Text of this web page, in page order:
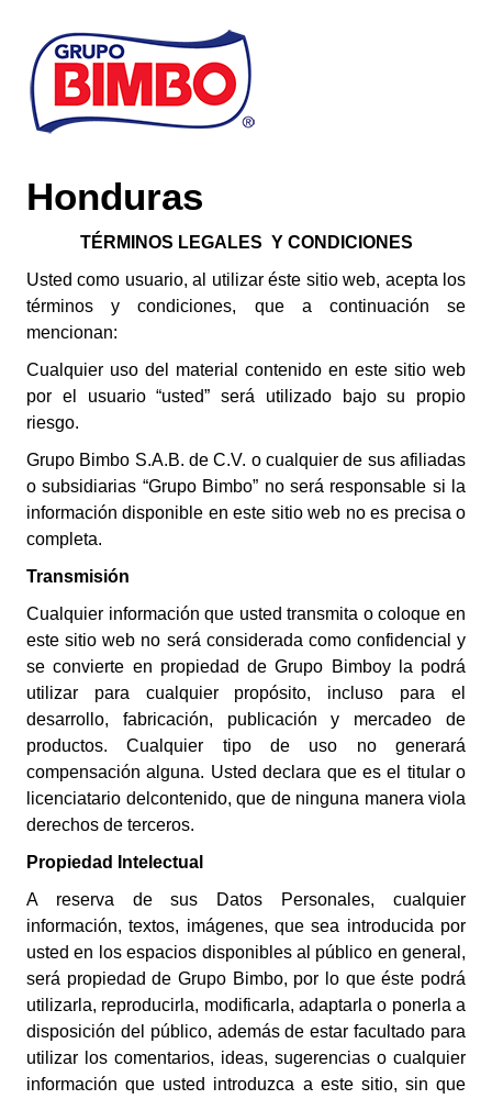
Skip to main content
Honduras
TÉRMINOS LEGALES Y CONDICIONES
Usted como usuario, al utilizar éste sitio web, acepta los
términos y condiciones, que a continuación se
mencionan:
Cualquier uso del material contenido en este sitio web
por el usuario “usted” será utilizado bajo su propio
riesgo.
Grupo Bimbo S.A.B. de C.V. o cualquier de sus afiliadas
o subsidiarias “Grupo Bimbo” no será responsable si la
información disponible en este sitio web no es precisa o
completa.
Transmisión
Cualquier información que usted transmita o coloque en
este sitio web no será considerada como confidencial y
se convierte en propiedad de Grupo Bimboy la podrá
utilizar para cualquier propósito, incluso para el
desarrollo, fabricación, publicación y mercadeo de
productos. Cualquier tipo de uso no generará
compensación alguna. Usted declara que es el titular o
licenciatario delcontenido, que de ninguna manera viola
derechos de terceros.
Propiedad Intelectual
A reserva de sus Datos Personales, cualquier
información, textos, imágenes, que sea introducida por
usted en los espacios disponibles al público en general,
será propiedad de Grupo Bimbo, por lo que éste podrá
utilizarla, reproducirla, modificarla, adaptarla o ponerla a
disposición del público, además de estar facultado para
utilizar los comentarios, ideas, sugerencias o cualquier
información que usted introduzca a este sitio, sin que